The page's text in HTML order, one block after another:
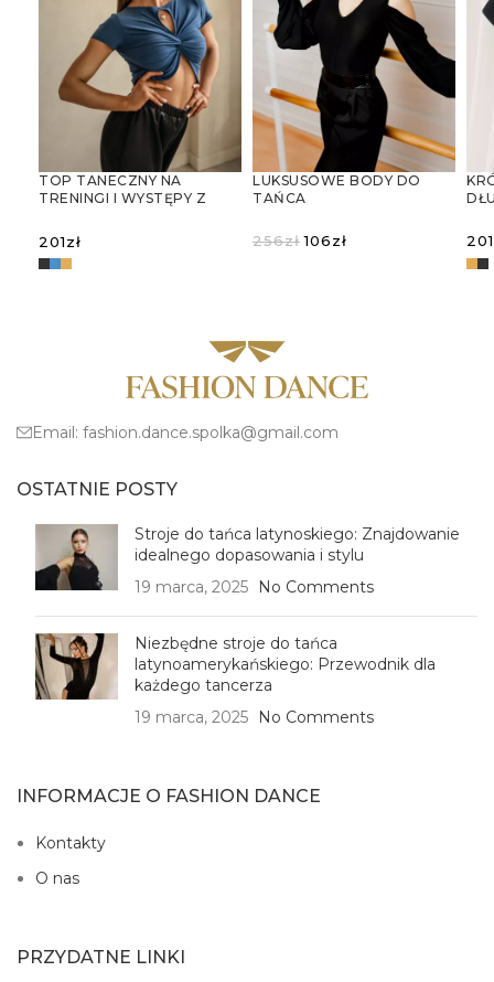
TOP TANECZNY NA
TRENINGI I WYSTĘPY Z
KROPLI
201zł
LUKSUSOWE BODY DO
TAŃCA
KOŁNIERZEM I WYCIĘCIAMI
NA RAMIONACH
256złPierwotna
106zł 201
Email: fashion.dance.spolka@gmail.com
OSTATNIE POSTY
Stroje do tańca latynoskiego: Znajdowanie
idealnego dopasowania i stylu
19 marca, 2025
No Comments
Niezbędne stroje do tańca
latynoamerykańskiego: Przewodnik dla
każdego tancerza
19 marca, 2025
No Comments
INFORMACJE O FASHION DANCE
Kontakty
O nas
PRZYDATNE LINKI